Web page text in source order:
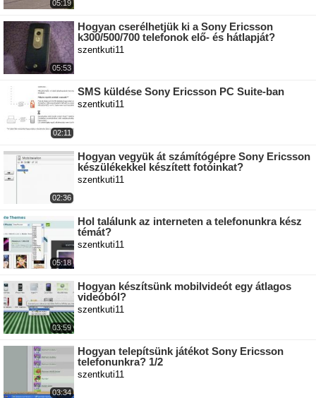
05:19
05:53
Hogyan cserélhetjük ki a Sony Ericsson
k300/500/700 telefonok elő- és hátlapját?
szentkuti11
02:11
SMS küldése Sony Ericsson PC Suite-ban
szentkuti11
02:36
Hogyan vegyük át számítógépre Sony Ericsson
készülékekkel készített fotóinkat?
szentkuti11
05:18
Hol találunk az interneten a telefonunkra kész
témát?
szentkuti11
03:59
Hogyan készítsünk mobilvideót egy átlagos
videóból?
szentkuti11
03:34
Hogyan telepítsünk játékot Sony Ericsson
telefonunkra? 1/2
szentkuti11